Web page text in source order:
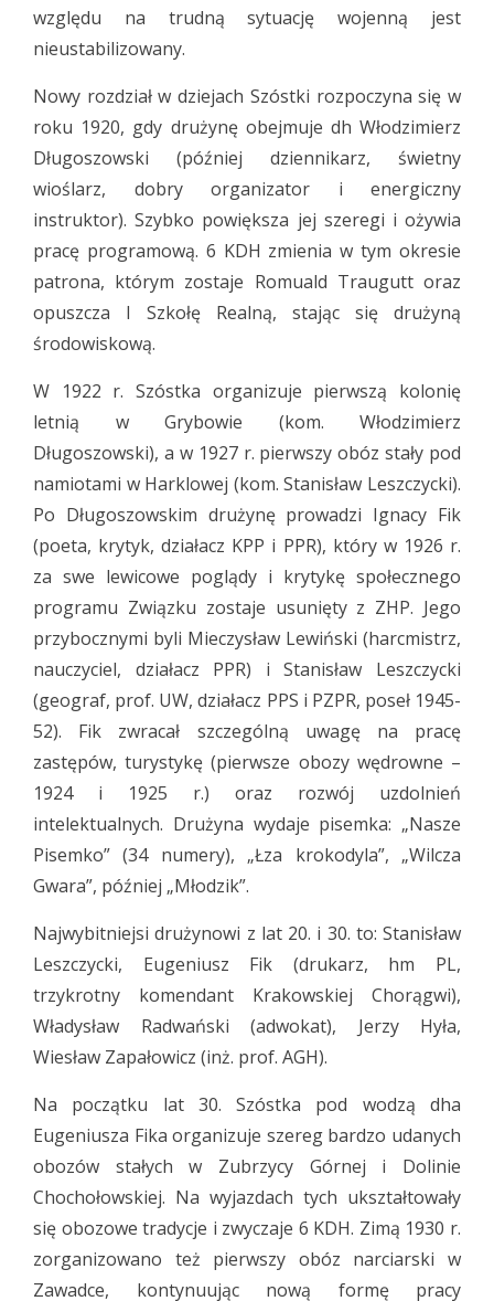
względu na trudną sytuację wojenną jest
nieustabilizowany.
Nowy rozdział w dziejach Szóstki rozpoczyna się w
roku 1920, gdy drużynę obejmuje dh Włodzimierz
Długoszowski (później dziennikarz, świetny
wioślarz, dobry organizator i energiczny
instruktor). Szybko powiększa jej szeregi i ożywia
pracę programową. 6 KDH zmienia w tym okresie
patrona, którym zostaje Romuald Traugutt oraz
opuszcza I Szkołę Realną, stając się drużyną
środowiskową.
W 1922 r. Szóstka organizuje pierwszą kolonię
letnią w Grybowie (kom. Włodzimierz
Długoszowski), a w 1927 r. pierwszy obóz stały pod
namiotami w Harklowej (kom. Stanisław Leszczycki).
Po Długoszowskim drużynę prowadzi Ignacy Fik
(poeta, krytyk, działacz KPP i PPR), który w 1926 r.
za swe lewicowe poglądy i krytykę społecznego
programu Związku zostaje usunięty z ZHP. Jego
przybocznymi byli Mieczysław Lewiński (harcmistrz,
nauczyciel, działacz PPR) i Stanisław Leszczycki
(geograf, prof. UW, działacz PPS i PZPR, poseł 1945-
52). Fik zwracał szczególną uwagę na pracę
zastępów, turystykę (pierwsze obozy wędrowne –
1924 i 1925 r.) oraz rozwój uzdolnień
intelektualnych. Drużyna wydaje pisemka: „Nasze
Pisemko” (34 numery), „Łza krokodyla”, „Wilcza
Gwara”, później „Młodzik”.
Najwybitniejsi drużynowi z lat 20. i 30. to: Stanisław
Leszczycki, Eugeniusz Fik (drukarz, hm PL,
trzykrotny komendant Krakowskiej Chorągwi),
Władysław Radwański (adwokat), Jerzy Hyła,
Wiesław Zapałowicz (inż. prof. AGH).
Na początku lat 30. Szóstka pod wodzą dha
Eugeniusza Fika organizuje szereg bardzo udanych
obozów stałych w Zubrzycy Górnej i Dolinie
Chochołowskiej. Na wyjazdach tych ukształtowały
się obozowe tradycje i zwyczaje 6 KDH. Zimą 1930 r.
zorganizowano też pierwszy obóz narciarski w
Zawadce, kontynuując nową formę pracy